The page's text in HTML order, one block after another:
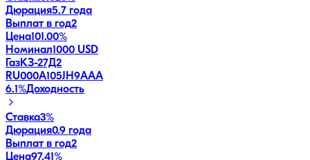
Дюрация5.7 года
Выплат в год2
Цена101.00%
Номинал1000 USD
ГазКЗ-27Д2
RU000A105JH9AAA
6.1%Доходность
Ставка3%
Дюрация0.9 года
Выплат в год2
Цена97.41%